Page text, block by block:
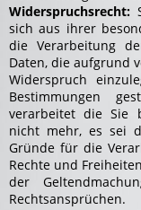
Widerspruchsrecht:
sich aus ihrer
die Verarbeitung
Daten, die aufgrund
Widerspruch
Bestimmungen
verarbeitet die Sie
nicht mehr, es sei
Gründe für die
Rechte und
der